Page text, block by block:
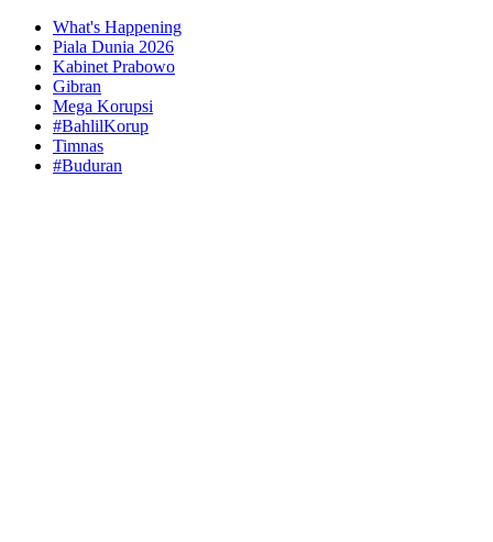
What's Happening
Piala Dunia 2026
Kabinet Prabowo
Gibran
Mega Korupsi
#BahlilKorup
Timnas
#Buduran